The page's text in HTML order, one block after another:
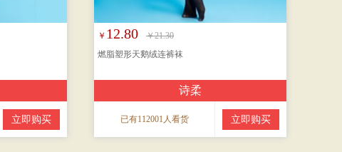
立即购买
￥ 12.80
￥21.30
燃脂塑形天鹅绒连裤袜
诗柔
已有112001人看货 立即购买